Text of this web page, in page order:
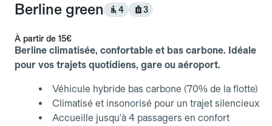
Berline green 4 3
À partir de 15€
Berline climatisée, confortable et bas carbone. Idéale
pour vos trajets quotidiens, gare ou aéroport.
Véhicule hybride bas carbone (70% de la flotte)
Climatisé et insonorisé pour un trajet silencieux
Accueille jusqu'à 4 passagers en confort